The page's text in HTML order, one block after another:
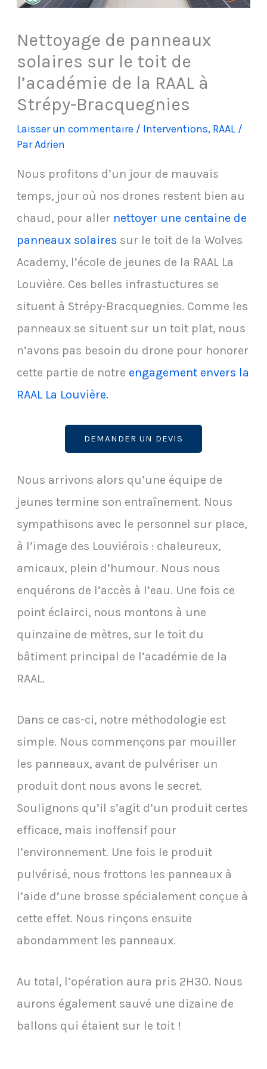
Nettoyage de panneaux
solaires sur le toit de
l’académie de la RAAL à
Strépy-Bracquegnies
Laisser un commentaire / Interventions, RAAL/
ParAdrien
Nous profitons d’un jour de mauvais
temps, jour où nos drones restent bien au
chaud, pour aller nettoyer une centaine de
panneaux solaires sur le toit de la Wolves
Academy, l’école de jeunes de la RAAL La
Louvière. Ces belles infrastuctures se
situent à Strépy-Bracquegnies. Comme les
panneaux se situent sur un toit plat, nous
n’avons pas besoin du drone pour honorer
cette partie de notre engagement envers la
RAAL La Louvière.
DEMANDER UN DEVIS
Nous arrivons alors qu’une équipe de
jeunes termine son entraînement. Nous
sympathisons avec le personnel sur place,
à l’image des Louviérois : chaleureux,
amicaux, plein d’humour. Nous nous
enquérons de l’accès à l’eau. Une fois ce
point éclairci, nous montons à une
quinzaine de mètres, sur le toit du
bâtiment principal de l’académie de la
RAAL.
Dans ce cas-ci, notre méthodologie est
simple. Nous commençons par mouiller
les panneaux, avant de pulvériser un
produit dont nous avons le secret.
Soulignons qu’il s’agit d’un produit certes
efficace, mais inoffensif pour
l’environnement. Une fois le produit
pulvérisé, nous frottons les panneaux à
l’aide d’une brosse spécialement conçue à
cette effet. Nous rinçons ensuite
abondamment les panneaux.
Au total, l’opération aura pris 2H30. Nous
aurons également sauvé une dizaine de
ballons qui étaient sur le toit !